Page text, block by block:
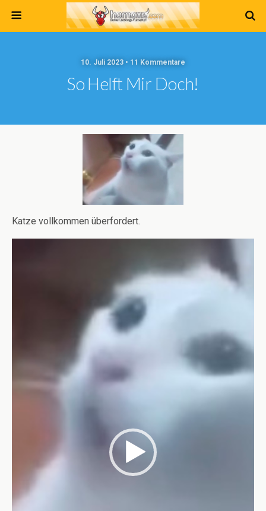
10. Juli 2023 • 11 Kommentare
So Helft Mir Doch!
Katze vollkommen überfordert.